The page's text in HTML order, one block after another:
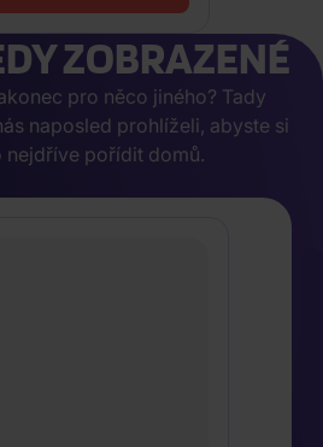
ZOBRAZENÉ
pro něco jiného? Tady
naposled prohlíželi, abyste si
nejdříve pořídit domů.